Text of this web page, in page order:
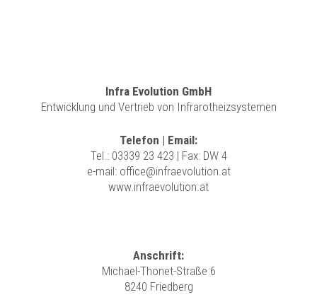
Infra Evolution GmbH
Entwicklung und Vertrieb von Infrarotheizsystemen
Telefon | Email:
Tel.: 03339 23 423 | Fax: DW 4
e-mail: office@infraevolution.at
www.infraevolution.at
Anschrift:
Michael-Thonet-Straße 6
8240 Friedberg